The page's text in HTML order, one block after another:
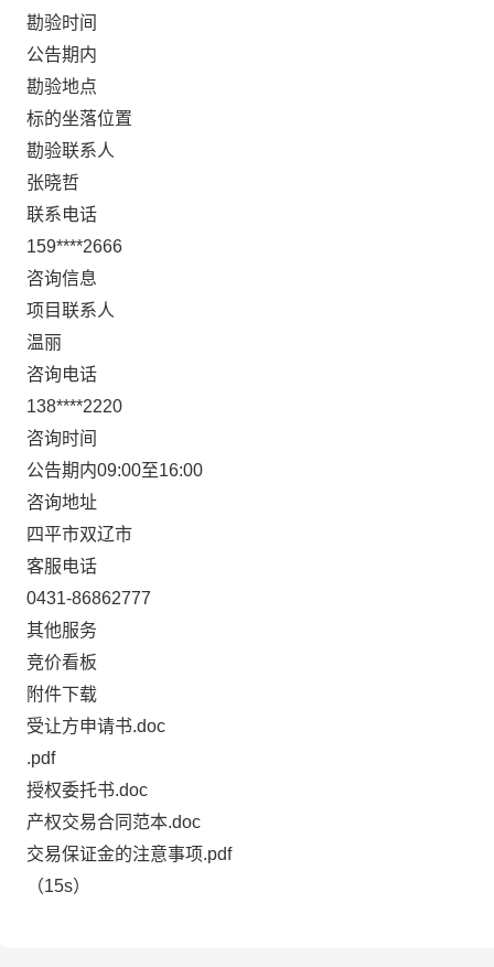
勘验时间
公告期内
勘验地点
标的坐落位置
勘验联系人
张晓哲
联系电话
159****2666
咨询信息
项目联系人
温丽
咨询电话
138****2220
咨询时间
公告期内09:00至16:00
咨询地址
四平市双辽市
客服电话
0431-86862777
其他服务
竞价看板
附件下载
受让方申请书.doc
.pdf
授权委托书.doc
产权交易合同范本.doc
交易保证金的注意事项.pdf
（15s）